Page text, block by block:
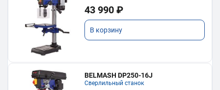
43 990 ₽
В корзину
BELMASH DP250-16J
Сверлильный станок